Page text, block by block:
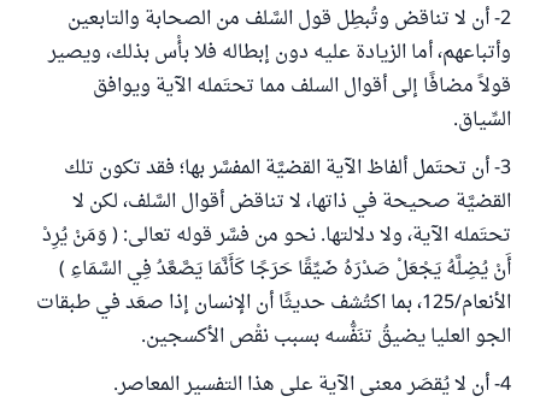
2- أن لا تناقض وتُبطِل قول السَّلف من الصحابة والتابعين
وأتباعهم، أما الزيادة عليه دون إبطاله فلا بأْس بذلك، ويصير
قولاً مضافًا إلى أقوال السلف مما تحتَمله الآية ويوافق
السِّياق.
3- أن تحتَمل ألفاظ الآية القضيَّة المفسَّر بها؛ فقد تكون تلك
القضيَّة صحيحة في ذاتها، لا تناقض أقوال السَّلف، لكن لا
تحتَمله الآية، ولا دلالتها. نحو من فسَّر قوله تعالى: ( وَمَنْ يُرِدْ
أَنْ يُضِلَّهُ يَجْعَلْ صَدْرَهُ ضَيِّقًا حَرَجًا كَأَنَّمَا يَصَّعَّدُ فِي السَّمَاءِ )
الأنعام/125، بما اكتُشف حديثًا أن الإنسان إذا صعَد في طبقات
الجو العليا يضيقُ تنَفُّسه بسبب نقْص الأكسجين.
4- أن لا يُقصَر معنى الآية على هذا التفسير المعاصر.